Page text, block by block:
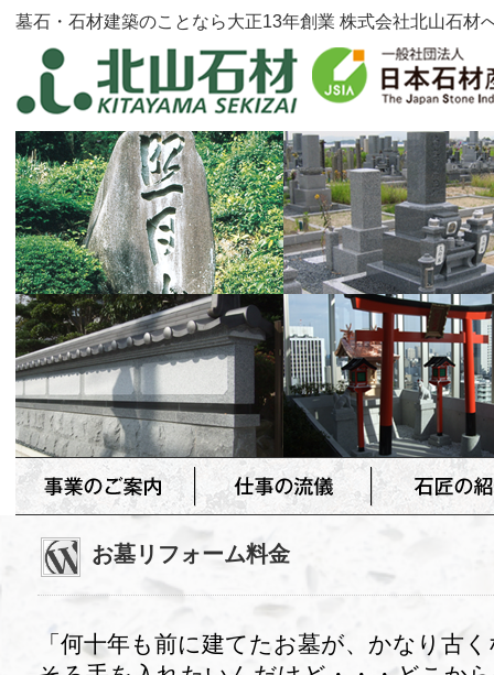
墓石・石材建築のことなら大正13年創業 株式会社北山石材
お墓リフォーム料金
「何十年も前に建てたお墓が、かなり古